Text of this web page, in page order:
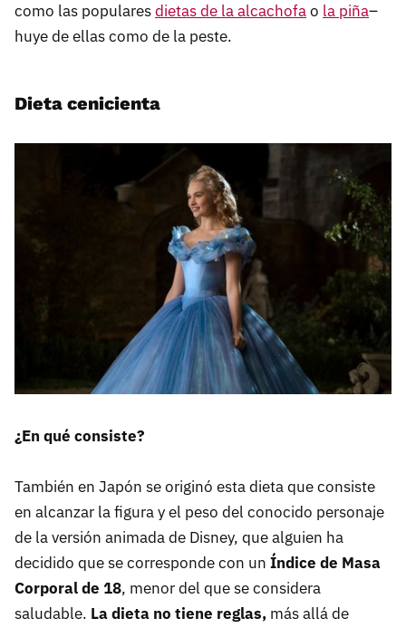
como las popularesdietas de la alcachofao la piña–
huye de ellas como de la peste.
Dieta cenicienta
¿En qué consiste?
También en Japón se originó esta dieta que consiste
en alcanzar la figura y el peso del conocido personaje
de la versión animada de Disney, que alguien ha
decidido que se corresponde con un Índice de Masa
Corporal de 18, menor del que se considera
saludable. La dieta no tiene reglas, más allá de